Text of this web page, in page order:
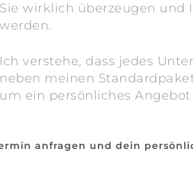
Sie wirklich überzeugen und
werden.
Ich verstehe, dass jedes
neben meinen
um ein persönliches
anfragen und dein